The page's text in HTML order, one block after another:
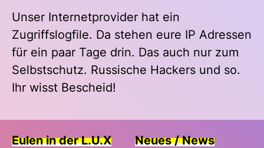
Unser Internetprovider hat ein
Zugriffslogfile. Da stehen eure IP Adressen
für ein paar Tage drin. Das auch nur zum
Selbstschutz. Russische Hackers und so.
Ihr wisst Bescheid!
Eulen in der L.U.X Neues / News